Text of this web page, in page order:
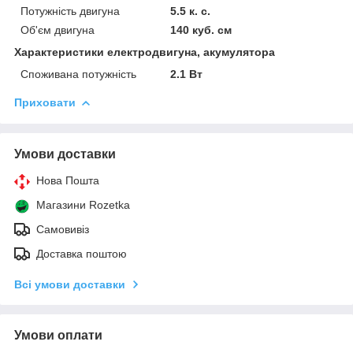
Потужність двигуна
5.5 к. с.
Об'єм двигуна
140 куб. см
Характеристики електродвигуна, акумулятора
Споживана потужність
2.1 Вт
Приховати
Умови доставки
Нова Пошта
Магазини Rozetka
Самовивіз
Доставка поштою
Всі умови доставки
Умови оплати